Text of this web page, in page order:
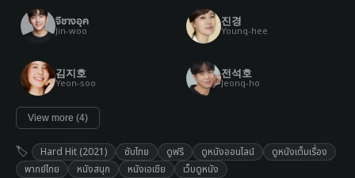
จีชางอุค
Jin-woo
진경
Young-hee
김지호
Yeon-soo
전석호
Jeong-ho
View more (4)
Hard Hit (2021) ซับไทย ดูฟรี ดูหนังออนไลน์
ดูหนังเต็มเรื่อง
พากย์ไทย
หนังสนุก หนังเอเชีย เว็บดูหนัง